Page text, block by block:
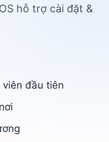
hỗ trợ cài đặt &
viên đầu tiên